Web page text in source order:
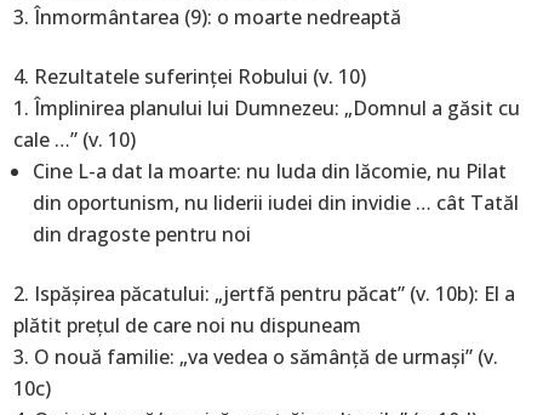
Înmormântarea (9): o moarte nedreaptă
Rezultatele suferinţei Robului (v. 10)
Împlinirea planului lui Dumnezeu: „Domnul a găsit cu
cale …” (v. 10)
Cine L-a dat la moarte: nu Iuda din lăcomie, nu Pilat
din oportunism, nu liderii iudei din invidie … cât Tatăl
din dragoste pentru noi
Ispăşirea păcatului: „jertfă pentru păcat” (v. 10b): El a
plătit preţul de care noi nu dispuneam
O nouă familie: „va vedea o sămânţă de urmaşi” (v.
10c)